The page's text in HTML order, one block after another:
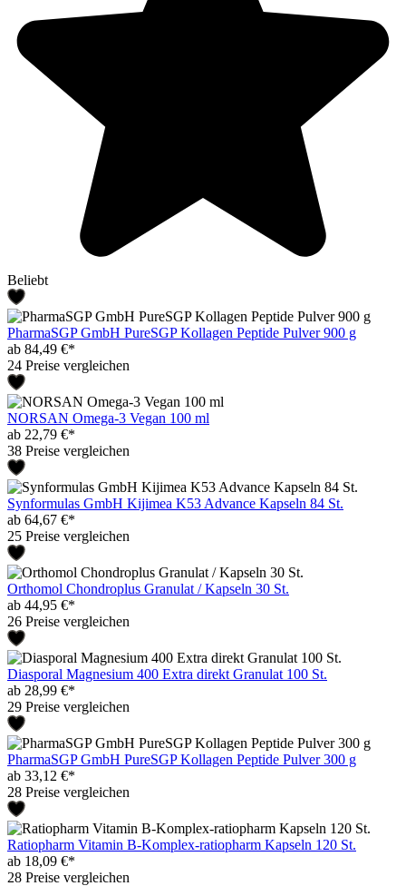
Beliebt
PharmaSGP GmbH PureSGP Kollagen Peptide Pulver 900 g
ab 84,49 €*
24 Preise vergleichen
NORSAN Omega-3 Vegan 100 ml
ab 22,79 €*
38 Preise vergleichen
Synformulas GmbH Kijimea K53 Advance Kapseln 84 St.
ab 64,67 €*
25 Preise vergleichen
Orthomol Chondroplus Granulat / Kapseln 30 St.
ab 44,95 €*
26 Preise vergleichen
Diasporal Magnesium 400 Extra direkt Granulat 100 St.
ab 28,99 €*
29 Preise vergleichen
PharmaSGP GmbH PureSGP Kollagen Peptide Pulver 300 g
ab 33,12 €*
28 Preise vergleichen
Ratiopharm Vitamin B-Komplex-ratiopharm Kapseln 120 St.
ab 18,09 €*
28 Preise vergleichen